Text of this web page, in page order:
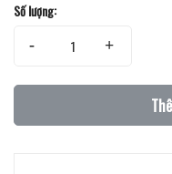
Số lượng:
- +